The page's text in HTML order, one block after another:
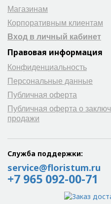
Магазинам
Корпоративным клиентам
Вход в личный кабинет
Правовая информация
Конфиденциальность
Персональные данные
Публичная оферта
Публичная оферта о
продажи
Служба поддержки:
service@floristum.ru
+7 965 092-00-71